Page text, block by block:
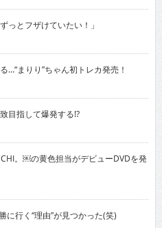
とフザけていたい！」
まりり”ちゃん初トレカ発売！
目指して爆発する!?
。￼の黄色担当がデビューDVDを発
行く“理由”が見つかった(笑)